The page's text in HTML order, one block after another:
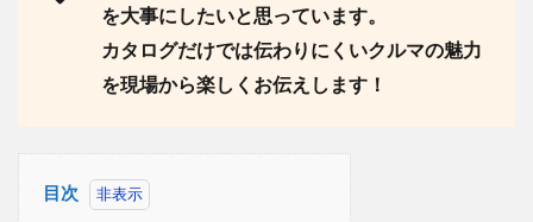
を大事にしたいと思っています。
カタログだけでは伝わりにくいクルマの魅力
を現場から楽しくお伝えします！
目次